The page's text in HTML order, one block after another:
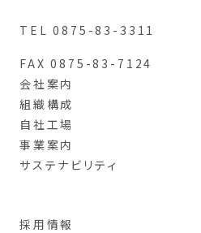
TEL 0875-83-3311
FAX 0875-83-7124
会社案内
組織構成
自社工場
事業案内
サステナビリティ
採用情報